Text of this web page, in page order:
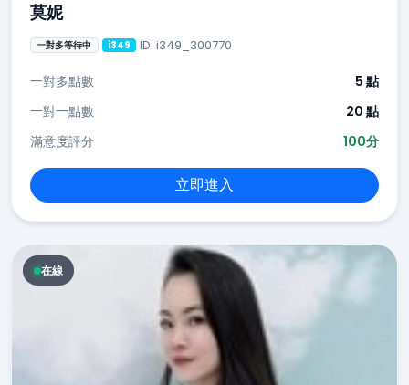
莫妮
一對多等待中 i349 ID: i349_300770
一對多點數
5 點
一對一點數
20 點
滿意度評分
100分
立即進入
在線